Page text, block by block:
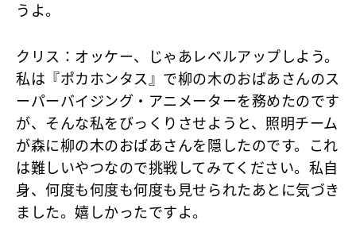
うよ。
クリス ：オッケー、じゃあレベルアップしよう。
私は『ポカホンタス』で柳の木のおばあさんのス
ーパーバイジング・アニメーターを務めたのです
が、そんな私をびっくりさせようと、照明チーム
が森に柳の木のおばあさんを隠したのです。これ
は難しいやつなので挑戦してみてください。私自
身、何度も何度も何度も見せられたあとに気づき
ました。嬉しかったですよ。